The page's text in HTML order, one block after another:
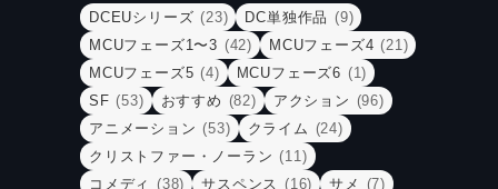
DCEUシリーズ (23) DC単独作品 (9)
MCUフェーズ1〜3 (42) MCUフェーズ4 (21)
MCUフェーズ5 (4) MCUフェーズ6 (1)
SF (53) おすすめ (82) アクション (96)
アニメーション (53) クライム (24)
クリストファー・ノーラン (11)
コメディ (38) サスペンス (16) サメ (7)